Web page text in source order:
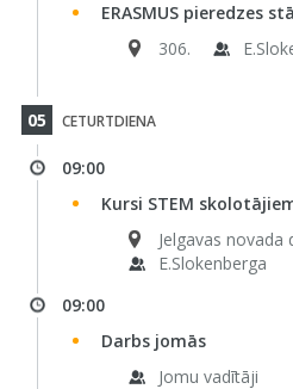
ERASMUS pieredzes
306.
05 CETURTDIENA
09:00
Kursi STEM
Jelgavas novada
E.Slokenberga
09:00
Darbs jomās
Jomu vadītāji